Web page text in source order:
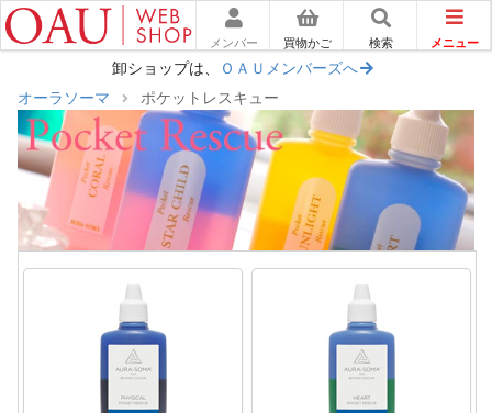
メンバー 買物かご 検索 メニュー
卸ショップは、
ＯＡＵメンバーズへ
オーラソーマ
ポケットレスキュー